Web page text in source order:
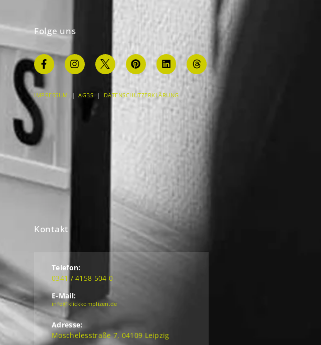
Folge uns
IMPRESSUM | AGBS | DATENSCHUTZERKLÄRUNG
Kontakt
Telefon:
0341 / 4158 504 0
E-Mail:
info@klickkomplizen.de
Adresse:
Moschelesstraße 7, 04109 Leipzig